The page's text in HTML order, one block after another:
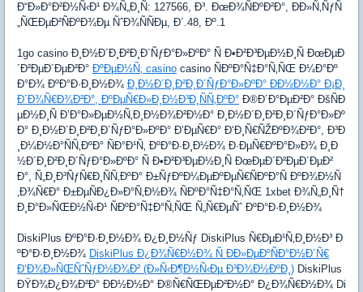
Ð“Ð»Ð°Ð²Ð½Ñ‹Ð¹ Ð¾Ñ„Ð¸Ñ: 127566, Ð³. ÐœÐ¾ÑÐºÐ²Ð°, ÐÐ»Ñ‚ÑƒÑ
„ÑŒÐµÐ²ÑÐºÐ¾Ðµ ÑˆÐ¾ÑÑÐµ, Ð´.48, Ðº.1
1go casino Ð¸Ð½Ð´Ð¸Ð²Ð¸Ð´ÑƒÐ°Ð»ÐºÐ° Ñ Ð•Ð²Ð³ÐµÐ½Ð¸Ñ ÐœÐµÐ
´Ð²ÐµÐ´ÐµÐ²Ð° ÐºÐµÐ½Ñ‚ casino casino ÑÐºÐ°Ñ‡Ð°Ñ‚ÑŒ Ð¼Ð°Ðº
Ð°Ð¾ ÐºÐ°Ð·Ð¸Ð½Ð¾ Ð¸Ð½Ð´Ð¸Ð²Ð¸Ð´ÑƒÐ°Ð»ÐºÐ° ÐÐ½Ð½Ð° Ð¡Ð¸
Ð´Ð¾Ñ€Ð¾Ð²Ð°, ÐºÐµÑ€Ð»Ð¸Ð½Ð³Ð¸ÑÑ‚ÐºÐ° Ð®Ð´Ð°ÐµÐ²Ð° ÐšÑÐ
µÐ½Ð¸Ñ Ð’Ð°Ð»ÐµÐ½Ñ‚Ð¸Ð½Ð¾Ð²Ð½Ð° Ð¸Ð½Ð´Ð¸Ð²Ð¸Ð´ÑƒÐ°Ð»Ðº
Ð° Ð¸Ð½Ð´Ð¸Ð²Ð¸Ð´ÑƒÐ°Ð»ÐºÐ° Ð’ÐµÑ€Ð° Ð‘Ð¸Ñ€ÑŽÐºÐ¾Ð²Ð°, Ð³Ð
¸Ð¼Ð½Ð°ÑÑ‚ÐºÐ° ÑÐ°Ð¹Ñ‚ ÐºÐ°Ð·Ð¸Ð½Ð¾ Ð·ÐµÑ€ÐºÐ°Ð»Ð¾ Ð¸Ð
½Ð´Ð¸Ð²Ð¸Ð´ÑƒÐ°Ð»ÐºÐ° Ñ Ð•Ð²Ð³ÐµÐ½Ð¸Ñ ÐœÐµÐ´Ð²ÐµÐ´ÐµÐ²
Ð°, Ñ„Ð¸Ð³ÑƒÑ€Ð¸ÑÑ‚ÐºÐ° Ð±ÑƒÐºÐ¼ÐµÐºÐµÑ€ÑÐºÐ°Ñ ÐºÐ¾Ð½Ñ
‚Ð¾Ñ€Ð° Ð±ÐµÑÐ¿Ð»Ð°Ñ‚Ð½Ð¾ ÑÐºÐ°Ñ‡Ð°Ñ‚ÑŒ 1xbet Ð¾Ñ„Ð¸Ñ†
Ð¸Ð°Ð»ÑŒÐ½Ñ‹Ð¹ ÑÐºÐ°Ñ‡Ð°Ñ‚ÑŒ Ñ„Ñ€ÐµÑˆ ÐºÐ°Ð·Ð¸Ð½Ð¾
DiskiPlus ÐºÐ°Ð·Ð¸Ð½Ð¾ Ð¿Ð¸Ð½Ñƒ DiskiPlus Ñ€ÐµÐ¹Ñ‚Ð¸Ð½Ð³ Ð
ºÐ°Ð·Ð¸Ð½Ð¾ DiskiPlus Ð¿Ð¾Ñ€Ð½Ð¾ Ñ ÐÐ»ÐµÐºÑÐ°Ð½Ð´Ñ€
Ð‘Ð¾Ð»ÑŒÑˆÑƒÐ½Ð¾Ð² (Ð»Ñ‹Ð¶Ð½Ñ‹Ðµ Ð³Ð¾Ð½ÐºÐ¸) DiskiPlus
ÐŸÐ¾Ð¿Ð¾Ð²Ð° ÐÐ½Ð½Ð° Ð®Ñ€ÑŒÐµÐ²Ð½Ð° Ð¿Ð¾Ñ€Ð½Ð¾ Di